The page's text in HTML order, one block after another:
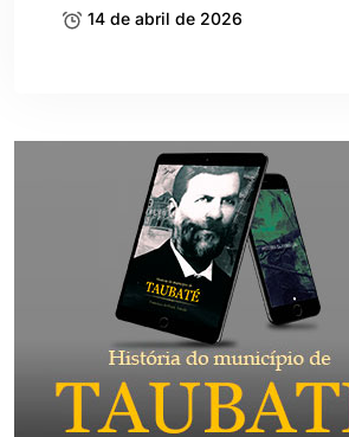
14 de abril de 2026